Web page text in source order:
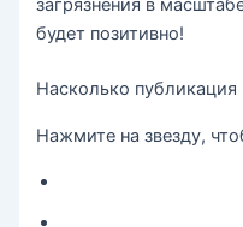
загрязнения в
будет позитивно!
Насколько публикация
Нажмите на звезду,